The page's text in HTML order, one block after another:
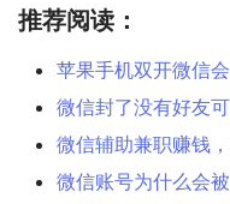
推荐阅读：
苹果手机双开微信
微信封了没有好友
微信辅助兼职赚钱
微信账号为什么会